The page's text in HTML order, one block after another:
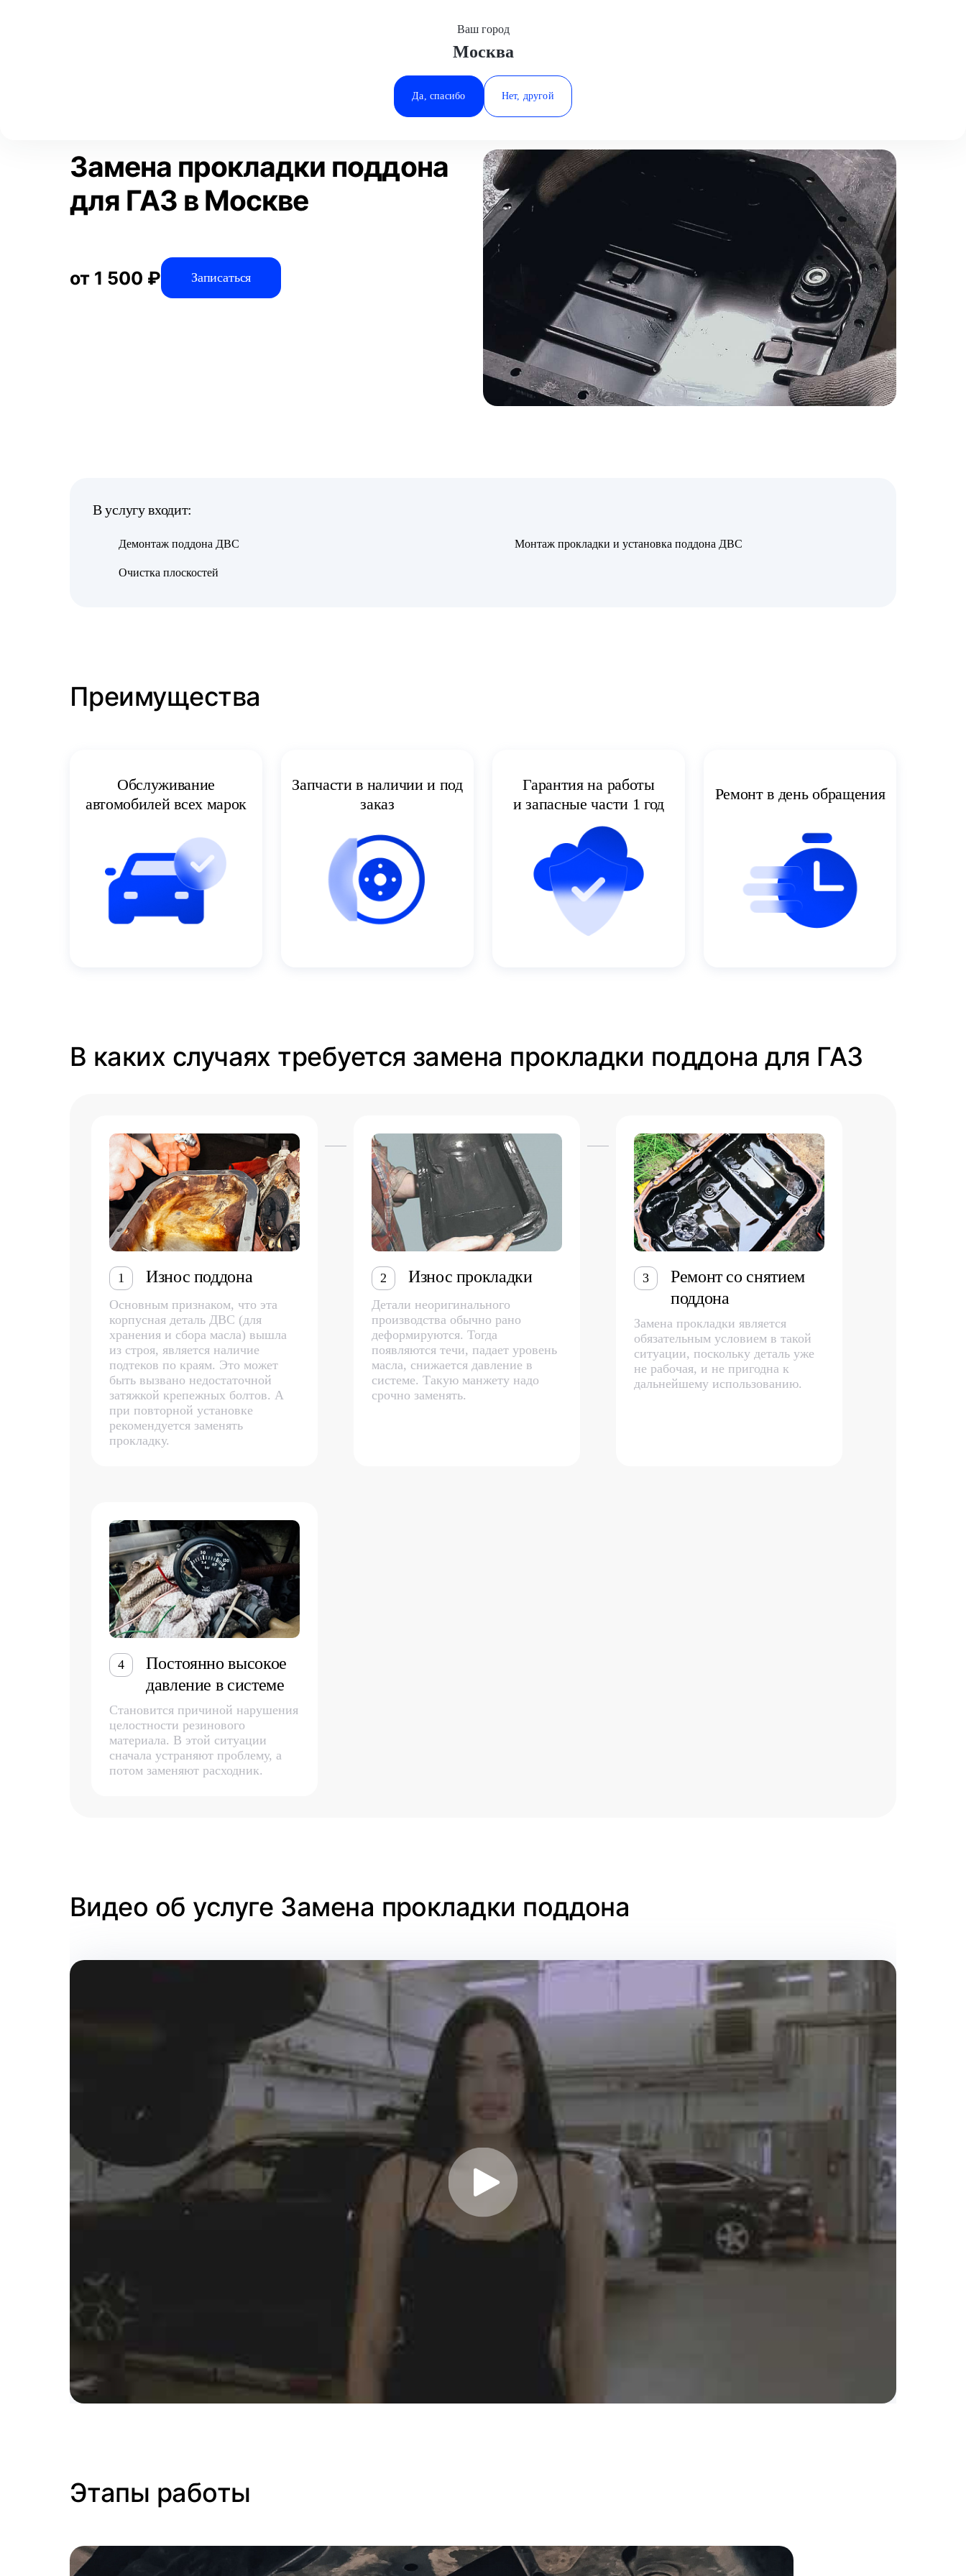
Минеральные Воды
Ростов-на-Дону
Ставрополь
Ваш город
Москва
Да, спасибо Нет, другой
Замена прокладки поддона ГАЗ
Статьи
Замена прокладки поддона
для ГАЗ в Москве
от 1 500 ₽ Записаться
В услугу входит:
Демонтаж поддона ДВС
Очистка плоскостей
Монтаж прокладки и установка поддона ДВС
Преимущества
Обслуживание
автомобилей всех марок
Запчасти в наличии и под
заказ
Гарантия на работы
и запасные части 1 год
Ремонт в день обращения
В каких случаях требуется замена прокладки поддона для ГАЗ
1 Износ поддона
Основным признаком, что эта
корпусная деталь ДВС (для
хранения и сбора масла) вышла
из строя, является наличие
подтеков по краям. Это может
быть вызвано недостаточной
затяжкой крепежных болтов. А
при повторной установке
рекомендуется заменять
прокладку.
2 Износ прокладки
Детали неоригинального
производства обычно рано
деформируются. Тогда
появляются течи, падает уровень
масла, снижается давление в
системе. Такую манжету надо
срочно заменять.
3
Ремонт со снятием
поддона
Замена прокладки является
обязательным условием в такой
ситуации, поскольку деталь уже
не рабочая, и не пригодна к
дальнейшему использованию.
4
Постоянно высокое
давление в системе
Становится причиной нарушения
целостности резинового
материала. В этой ситуации
сначала устраняют проблему, а
потом заменяют расходник.
Видео об услуге Замена прокладки поддона
Этапы работы